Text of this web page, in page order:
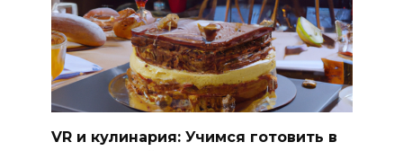
VR и кулинария: Учимся готовить в